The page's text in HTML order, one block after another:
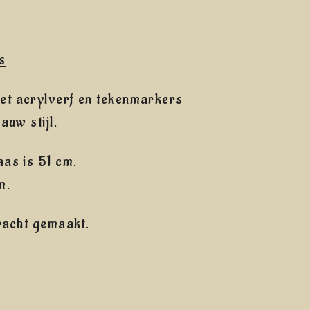
acrylverf en tekenmarkers
stijl.
is 51 cm.
gemaakt.